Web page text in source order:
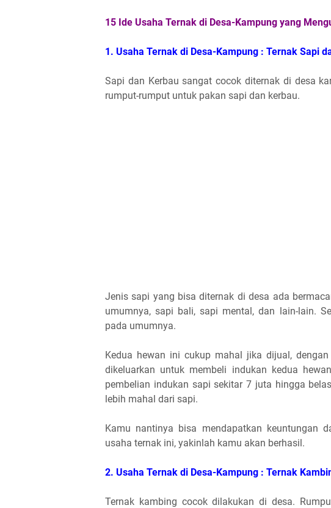
15 Ide Usaha Ternak di Desa-Kampung yang
1. Usaha Ternak di Desa-Kampung : Ternak Sapi
Sapi dan Kerbau sangat cocok diternak di desa
rumput-rumput untuk pakan sapi dan kerbau.
Jenis sapi yang bisa diternak di desa ada
umumnya, sapi bali, sapi mental, dan lain-lain.
pada umumnya.
Kedua hewan ini cukup mahal jika dijual,
dikeluarkan untuk membeli indukan kedua
pembelian indukan sapi sekitar 7 juta hingga
lebih mahal dari sapi.
Kamu nantinya bisa mendapatkan keuntungan
usaha ternak ini, yakinlah kamu akan berhasil.
2. Usaha Ternak di Desa-Kampung : Ternak
Ternak kambing cocok dilakukan di desa.